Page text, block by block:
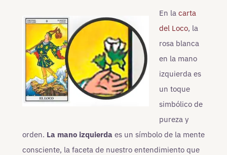
En la carta
del Loco, la
rosa blanca
en la mano
izquierda es
un toque
simbólico de
pureza y
orden. La mano izquierda es un símbolo de la mente
consciente, la faceta de nuestro entendimiento que